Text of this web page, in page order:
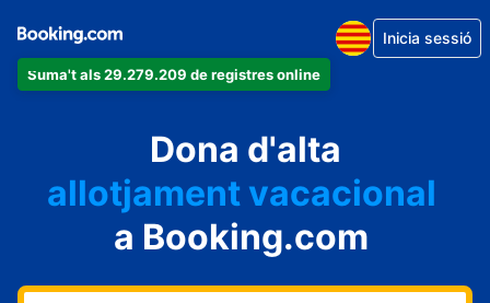
Suma't als 29.279.209 de registres online
Inicia sessió
Dona d'alta
un apartament
un hotel
allotjament vacacional
un hostal
una casa rural
a Booking.com